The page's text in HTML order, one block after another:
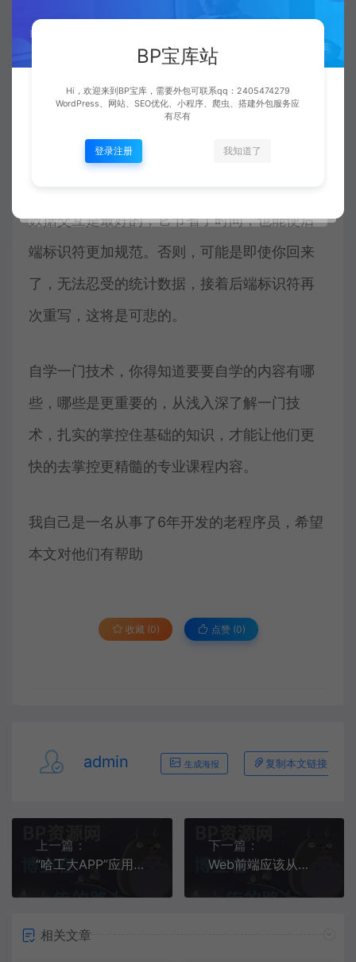
口，要专业委员会像JS，只是改变了JQ标识
符。剩下的就跟腾讯一样。
5，最好是指出背景语言，如java，php，为甚
么?因为他们是前台接口统计数据，从后台到
数据交互是最好的，它节省了时间，也能使后
端标识符更加规范。否则，可能是即使你回来
了，无法忍受的统计数据，接着后端标识符再
次重写，这将是可悲的。
自学一门技术，你得知道要要自学的内容有哪
些，哪些是更重要的，从浅入深了解一门技
术，扎实的掌控住基础的知识，才能让他们更
快的去掌控更精髓的专业课程内容。
我自己是一名从事了6年开发的老程序员，希望
本文对他们有帮助
收藏 (0) 点赞 (0)
admin 生成海报 复制本文链接
上一篇：
“哈工大APP”应用创意开发设计大赛震撼来袭！
下一篇：
Web前端应该从哪里学起 具体学习路线是什么
相关文章
BP宝库站
Hi，欢迎来到BP宝库，需要外包可联系qq：2405474279
WordPress、网站、SEO优化、小程序、爬虫、搭建外包服务应
有尽有
登录注册 我知道了